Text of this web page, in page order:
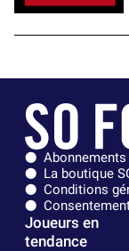
Abonnements
La boutique
Conditions
Joueurs en
tendance